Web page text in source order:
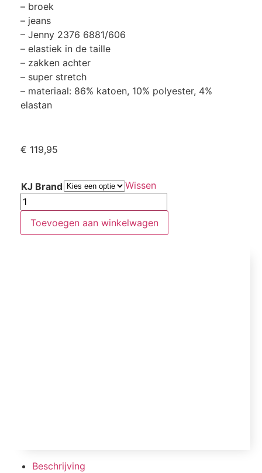
– broek
– jeans
– Jenny 2376 6881/606
– elastiek in de taille
– zakken achter
– super stretch
– materiaal: 86% katoen, 10% polyester, 4%
elastan
€ 119,95
KJ Brand Wissen
Toevoegen aan winkelwagen
Beschrijving